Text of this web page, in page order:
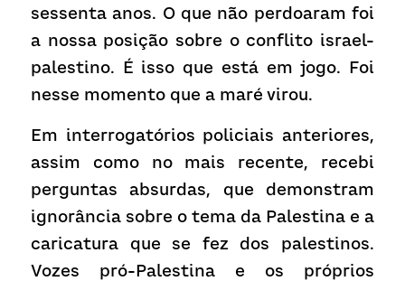
sessenta anos. O que não perdoaram foi
a nossa posição sobre o conflito israel-
palestino. É isso que está em jogo. Foi
nesse momento que a maré virou.
Em interrogatórios policiais anteriores,
assim como no mais recente, recebi
perguntas absurdas, que demonstram
ignorância sobre o tema da Palestina e a
caricatura que se fez dos palestinos.
Vozes pró-Palestina e os próprios